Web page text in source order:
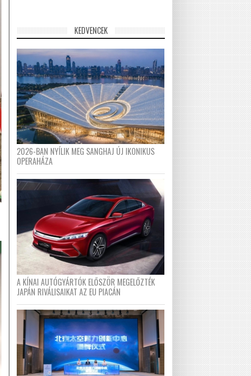
KEDVENCEK
2026-BAN NYÍLIK MEG SANGHAJ ÚJ IKONIKUS
OPERAHÁZA
A KÍNAI AUTÓGYÁRTÓK ELŐSZÖR MEGELŐZTÉK
JAPÁN RIVÁLISAIKAT AZ EU PIACÁN